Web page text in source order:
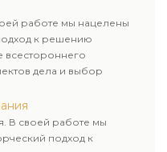
работе мы нацелены
к решению
всестороннего
дела и выбор
В своей работе мы
подход к